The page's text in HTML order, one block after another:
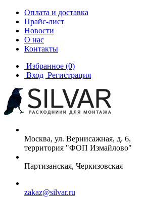
Оплата и доставка
Прайс-лист
Новости
О нас
Контакты
Избранное (0)
Вход Регистрация
Москва, ул. Вернисажная, д. 6,
территория "ФОП Измайлово"
Партизанская, Черкизовская
zakaz@silvar.ru